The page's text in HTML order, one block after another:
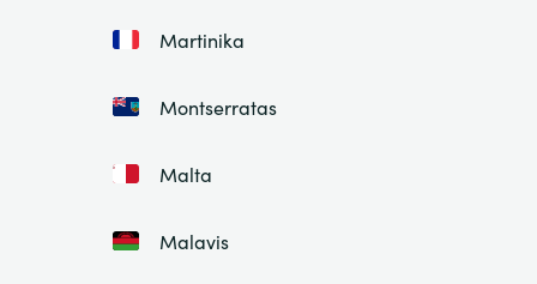
Martinika
Montserratas
Malta
Malavis